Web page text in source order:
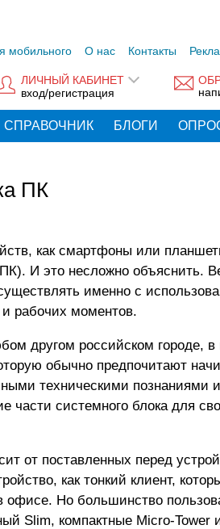
мобильного О нас Контакты
ЛИЧНЫЙ КАБИНЕТ
вход/регистрация
СПРАВОЧНИК БЛОГИ
ПК
как смартфоны или
И это несложно объяснить.
именно с
и рабочих моментов.
другом российском городе,
обычно предпочитают
техническими познаниями
системного блока для
от поставленных перед
как тонкий клиент,
офисе. Но большинство
Slim, компактные Micro-Tower